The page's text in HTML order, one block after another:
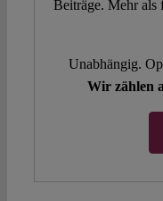
Beiträge. Mehr
Unabhängig.
Wir zählen